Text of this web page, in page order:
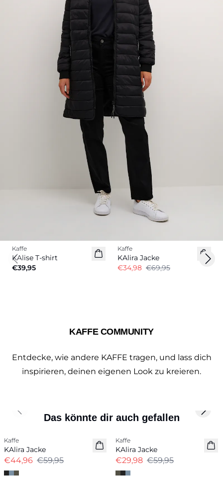
Kaffe
KAlise T-shirt
€39,95
Kaffe
KAlira Jacke
€34,98 €69,95
Previous slide
KAFFE COMMUNITY
Entdecke, wie andere KAFFE tragen, und lass dich
inspirieren, deinen eigenen Look zu kreieren.
Das könnte dir auch gefallen
Kaffe
KAlira Jacke
€44,96 €59,95
-50%
Kaffe
KAlira Jacke
€29,98 €59,95
Previous slide Next